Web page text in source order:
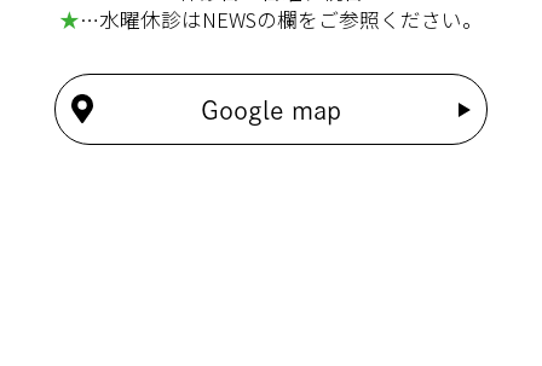
★…水曜休診はNEWSの欄をご参照ください。
Google map